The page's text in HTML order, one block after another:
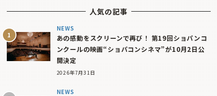
人気の記事
NEWS
あの感動をスクリーンで再び！ 第19回ショパンコ
ンクールの映画“ショパコンシネマ”が10月2日公
開決定
2026年7月31日
NEWS